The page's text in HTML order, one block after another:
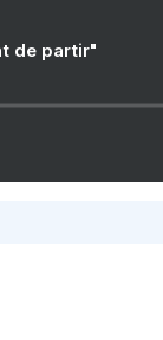
de partir"